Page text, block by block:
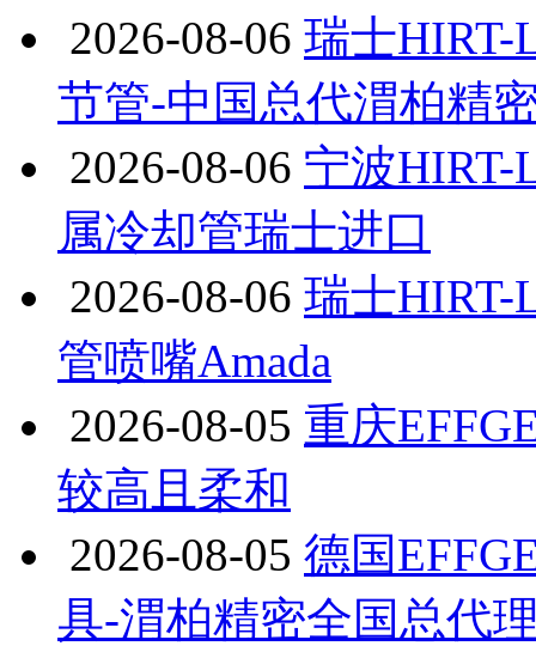
2026-08-06 瑞士HIRT-
节管-中国总代渭柏精
2026-08-06 宁波
属冷却管瑞士进口
2026-08-06 瑞士HIRT-
管喷嘴Amada
2026-08-05 重庆
较高且柔和
2026-08-05 德国
具-渭柏精密全国总代